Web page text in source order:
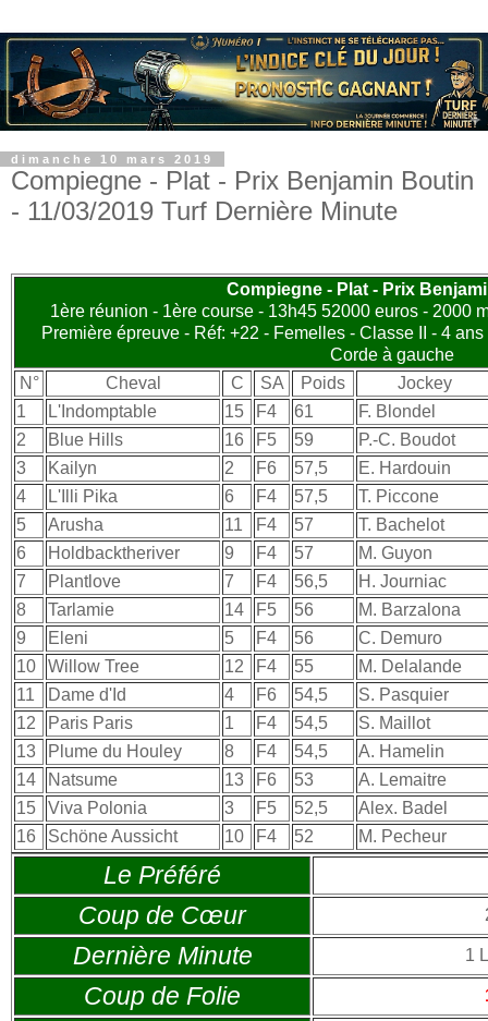
dimanche 10 mars 2019
Compiegne - Plat - Prix Benjamin Boutin
- 11/03/2019 Turf Dernière Minute
Compiegne - Plat - Prix
1ère réunion - 1ère course - 13h45 52000 euros - 2000
Première épreuve - Réf: +22 - Femelles - Classe II - 4
Corde à gauche
N°
Cheval C SA Poids
Jockey
1
L'Indomptable 15 F4 61
F. Blondel
2
Blue Hills 16 F5 59
P.-C. Boudot
3
Kailyn 2 F6 57,5
E. Hardouin
4
L'Illi Pika 6 F4 57,5
T. Piccone
5
Arusha 11 F4 57
T. Bachelot
6
Holdbacktheriver 9 F4 57
M. Guyon
7
Plantlove 7 F4 56,5
H. Journiac
8
Tarlamie 14 F5 56
M. Barzalona
9
Eleni 5 F4 56
C. Demuro
10
Willow Tree 12 F4 55
M. Delalande
11
Dame d'Id 4 F6 54,5
S. Pasquier
12
Paris Paris 1 F4 54,5
S. Maillot
13
Plume du Houley 8 F4 54,5
A. Hamelin
14
Natsume 13 F6 53
A. Lemaitre
15
Viva Polonia 3 F5 52,5
Alex. Badel
16
Schöne Aussicht 10 F4 52 M. Pecheur
Le Préféré
Coup de Cœur
Dernière Minute 1
Coup de Folie